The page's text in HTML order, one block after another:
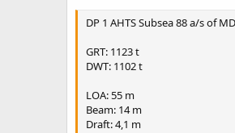
DP 1 AHTS Subsea 88 a/s of
GRT: 1123 t
DWT: 1102 t
LOA: 55 m
Beam: 14 m
Draft: 4,1 m